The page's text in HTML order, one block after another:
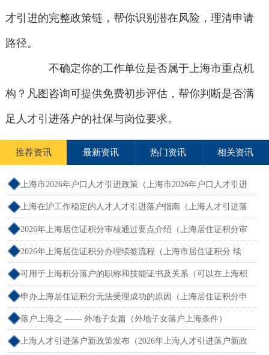
才引进的完整政策链，帮你识别潜在风险，理清申请
路径。
不确定你的工作单位是否属于上海市重点机
构？凡图咨询可提供免费初步评估，帮你判断是否满
足人才引进落户的社保与岗位要求。
推荐资讯 最新资讯 热门资讯 相关资讯
上海市2026年户口人才引进政策（上海市2026年户口人才引进
政策文件）
上海在沪工作稳定的人才人才引进落户指南（上海人才引进落
户怎么办理）
2026年上海居住证积分审核通过要点介绍（上海居住证积分审
核流程）
2026年上海居住证积分办理续签流程（上海市居住证积分 续
签）
可用于上海积分落户的职称和技能证书及关系（可以在上海积
分的技能证书）
申办上海居住证积分无法受理成功的原因（上海居住证积分申
请受理通过,等待审批）
落户上海之 —— 外地子女篇（外地子女落户上海条件）
上海人才引进落户新政策发布（2026年上海人才引进落户新政